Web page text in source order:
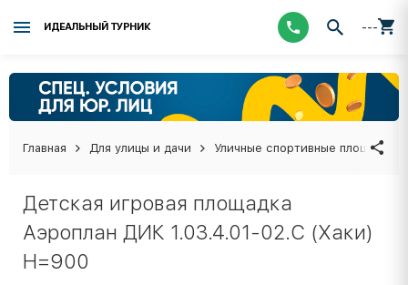
ИДЕАЛЬНЫЙ ТУРНИК ---
Главная Для улицы и дачи Уличные спортивные площадки
Детская игровая площадка
Аэроплан ДИК 1.03.4.01-02.C (Хаки)
H=900